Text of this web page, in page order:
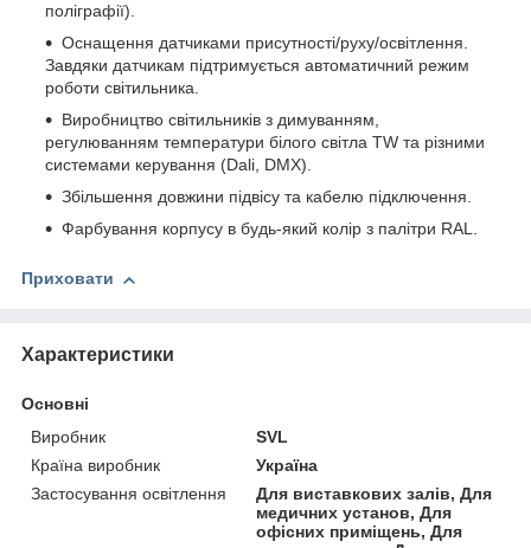
поліграфії).
Оснащення датчиками присутності/руху/освітлення.
Завдяки датчикам підтримується автоматичний режим
роботи світильника.
Виробництво світильників з димуванням,
регулюванням температури білого світла TW та різними
системами керування (Dali, DMX).
Збільшення довжини підвісу та кабелю підключення.
Фарбування корпусу в будь-який колір з палітри RAL.
Приховати
Характеристики
Основні
Виробник
SVL
Країна виробник
Україна
Застосування освітлення
Для виставкових залів, Для
медичних установ, Для
офісних приміщень, Для